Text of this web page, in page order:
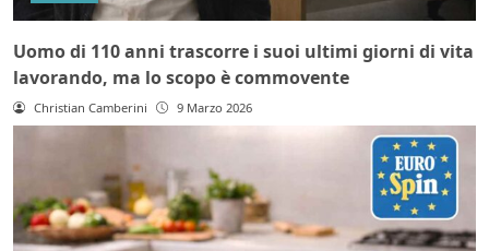
Uomo di 110 anni trascorre i suoi ultimi giorni di vita
lavorando, ma lo scopo è commovente
Christian Camberini 9 Marzo 2026